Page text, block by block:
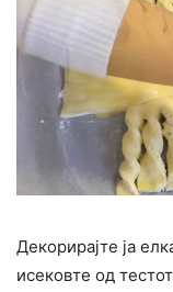
Декорирајте ја
исековте од